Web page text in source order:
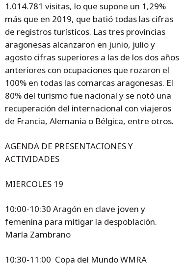
1.014.781 visitas, lo que supone un 1,29%
más que en 2019, que batió todas las cifras
de registros turísticos. Las tres provincias
aragonesas alcanzaron en junio, julio y
agosto cifras superiores a las de los dos años
anteriores con ocupaciones que rozaron el
100% en todas las comarcas aragonesas. El
80% del turismo fue nacional y se notó una
recuperación del internacional con viajeros
de Francia, Alemania o Bélgica, entre otros.
AGENDA DE PRESENTACIONES Y
ACTIVIDADES
MIERCOLES 19
10:00-10:30 Aragón en clave joven y
femenina para mitigar la despoblación.
María Zambrano
10:30-11:00 Copa del Mundo WMRA